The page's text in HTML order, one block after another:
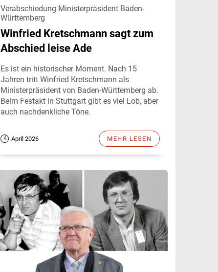
Verabschiedung Ministerpräsident Baden-
Württemberg
Winfried Kretschmann sagt zum
Abschied leise Ade
Es ist ein historischer Moment. Nach 15
Jahren tritt Winfried Kretschmann als
Ministerpräsident von Baden-Württemberg ab.
Beim Festakt in Stuttgart gibt es viel Lob, aber
auch nachdenkliche Töne.
April 2026 MEHR LESEN